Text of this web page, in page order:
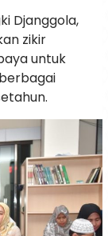
Djanggola,
zikir
untuk